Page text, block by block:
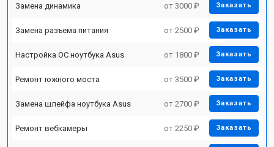
Замена динамика от 3000 ₽ Заказать
Замена разъема питания от 2500 ₽ Заказать
Настройка ОС ноутбука Asus от 1800 ₽ Заказать
Ремонт южного моста от 3500 ₽ Заказать
Замена шлейфа ноутбука Asus от 2700 ₽ Заказать
Ремонт вебкамеры от 2250 ₽ Заказать